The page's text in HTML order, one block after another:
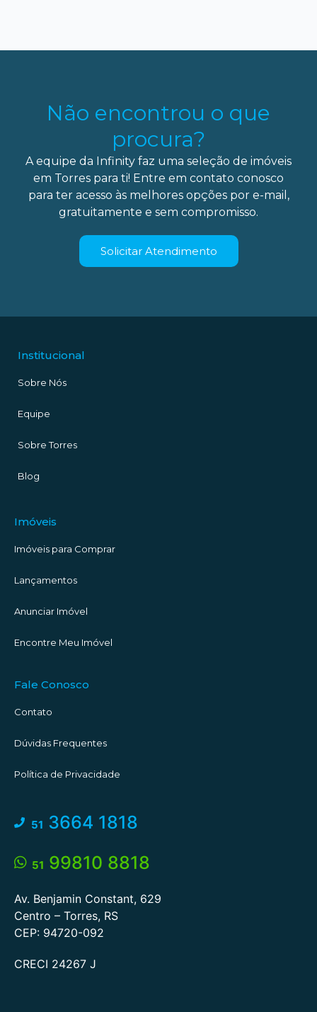
Não encontrou o que
procura?
A equipe da Infinity faz uma seleção de imóveis
em Torres para ti! Entre em contato conosco
para ter acesso às melhores opções por e-mail,
gratuitamente e sem compromisso.
Solicitar Atendimento
Institucional
Sobre Nós
Equipe
Sobre Torres
Blog
Imóveis
Imóveis para Comprar
Lançamentos
Anunciar Imóvel
Encontre Meu Imóvel
Fale Conosco
Contato
Dúvidas Frequentes
Política de Privacidade
51 3664 1818
51 99810 8818
Av. Benjamin Constant, 629
Centro – Torres, RS
CEP: 94720-092
CRECI 24267 J